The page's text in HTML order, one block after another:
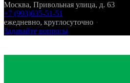
Москва, Привольная улица, д. 63
+7 (993)635-51-51
ежедневно, круглосуточно
Задавайте вопросы